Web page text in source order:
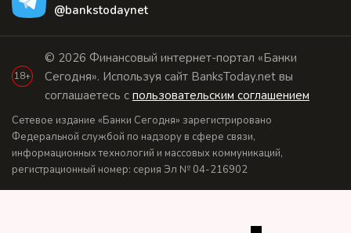
@bankstodaynet
18+
© 2026 Финансовый интернет-портал «Банки
Сегодня». Используя сайт BanksToday.net вы
соглашаетесь с пользовательским соглашением
Сетевое издание «Банки Сегодня» зарегистрировано
Федеральной службой по надзору в сфере связи,
информационных технологий и массовых коммуникаций,
регистрационный номер: серия Эл № 04-216902